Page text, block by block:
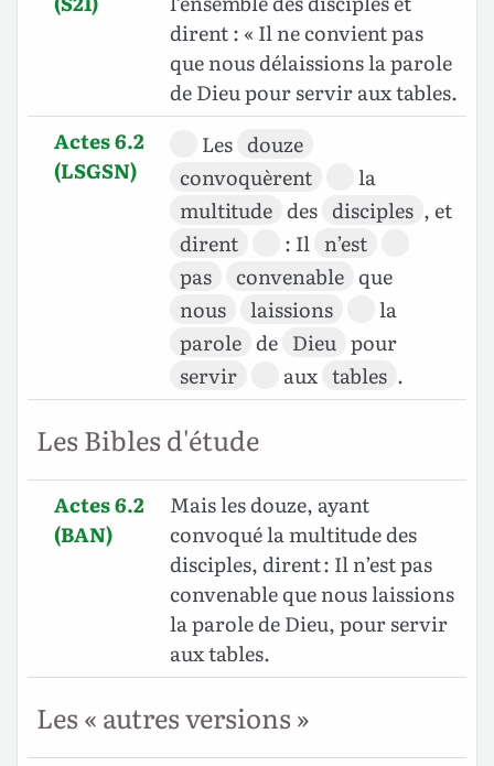
dirent : « Il ne convient pas
que nous délaissions la parole
de Dieu pour servir aux tables.
Actes 6.2
(LSGSN)
Les douze
convoquèrent
la
multitude des disciples , et
dirent
: Il n’est
pas
convenable que
nous
laissions
la
parole de Dieu pour
servir
aux tables .
Les Bibles d'étude
Actes 6.2
(BAN)
Mais les douze, ayant
convoqué la multitude des
disciples, dirent : Il n’est pas
convenable que nous laissions
la parole de Dieu, pour servir
aux tables.
Les « autres versions »